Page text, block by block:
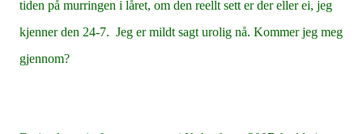
tiden på murringen i låret, om den reellt sett er der eller ei, jeg
kjenner den 24-7. Jeg er mildt sagt urolig nå. Kommer jeg meg
gjennom?